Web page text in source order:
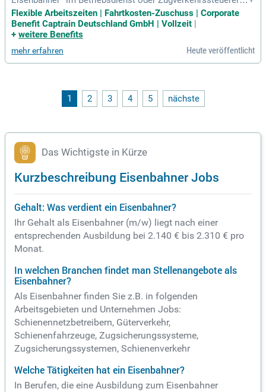
mit praktischer Berufserfahrung im Bereich Disposition ode
r Zugverkehrssteuerung; Gute verkehrsgeografische Kenntni
sse; Kenntnisse der netzzugangsrelevanten Regelungen wün
Flexible Arbeitszeiten | Fahrtkosten-Zuschuss | Corporate
Benefit Captrain Deutschland GmbH | Vollzeit |
+ weitere Benefits
mehr erfahren Heute veröffentlicht
1 2 3 4 5 nächste
Das Wichtigste in Kürze
Kurzbeschreibung Eisenbahner Jobs
Gehalt: Was verdient ein Eisenbahner?
Ihr Gehalt als Eisenbahner (m/w) liegt nach einer
entsprechenden Ausbildung bei 2.140 € bis 2.310 € pro
Monat.
In welchen Branchen findet man Stellenangebote als
Eisenbahner?
Als Eisenbahner finden Sie z.B. in folgenden
Arbeitsgebieten und Unternehmen Jobs:
Schienennetzbetreibern, Güterverkehr,
Schienenfahrzeuge, Zugsicherungssysteme,
Zugsicherungssystemen, Schienenverkehr
Welche Tätigkeiten hat ein Eisenbahner?
In Berufen, die eine Ausbildung zum Eisenbahner